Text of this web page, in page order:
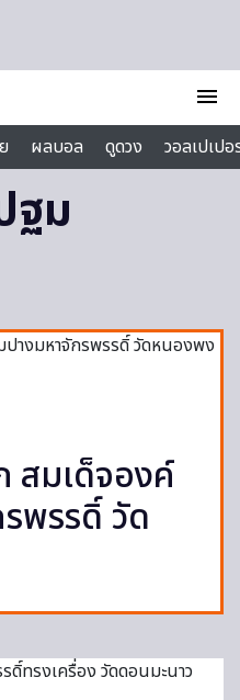
menu
ผลบอล ดูดวง
วอลเปเป
ฐม
สมเด็จองค์
พรรดิ์ วัด